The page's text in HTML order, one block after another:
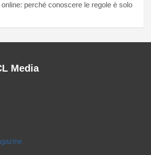
perché conoscere le regole è solo
Media